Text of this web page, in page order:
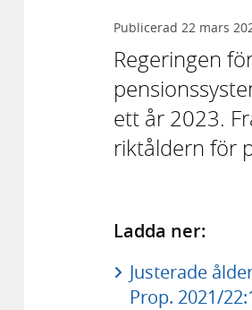
Publicerad 22 mars
Regeringen
ett år 2023.
riktåldern för
Ladda ner:
Justerade
Prop. 2021/